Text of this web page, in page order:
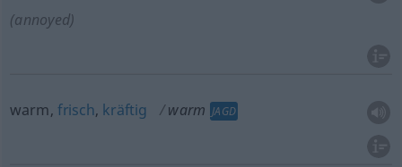
(annoyed)
warm, frisch, kräftig warm JAGD